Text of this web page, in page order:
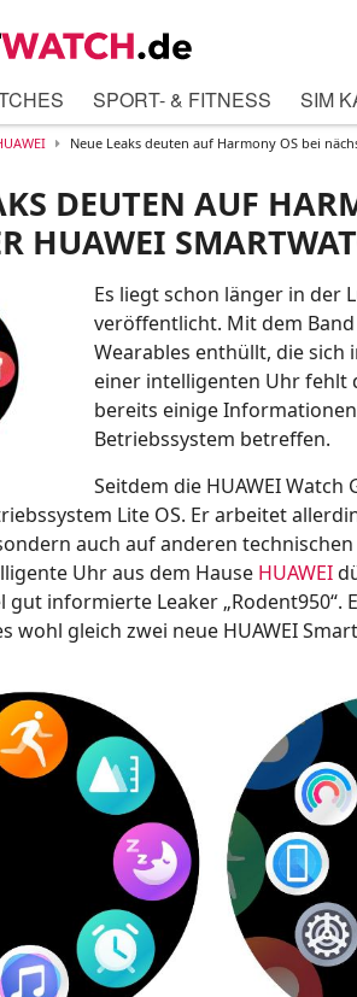
SPORT- & FITNESS SIM
Neue Leaks deuten auf Harmony OS bei
DEUTEN AUF
HUAWEI
Es liegt schon länger in der
veröffentlicht. Mit dem
Wearables enthüllt, die sich
einer intelligenten Uhr fehlt
bereits einige
Betriebssystem betreffen.
Seitdem die HUAWEI
Lite OS. Er arbeitet
auch auf anderen
Uhr aus dem Hause HUAWEI
gut informierte Leaker
wohl gleich zwei neue HUAWEI